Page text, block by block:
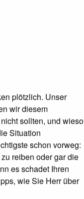
plötzlich. Unser
wir diesem
sollten, und wieso
Situation
schon vorweg:
reiben oder gar die
es schadet Ihren
wie Sie Herr über